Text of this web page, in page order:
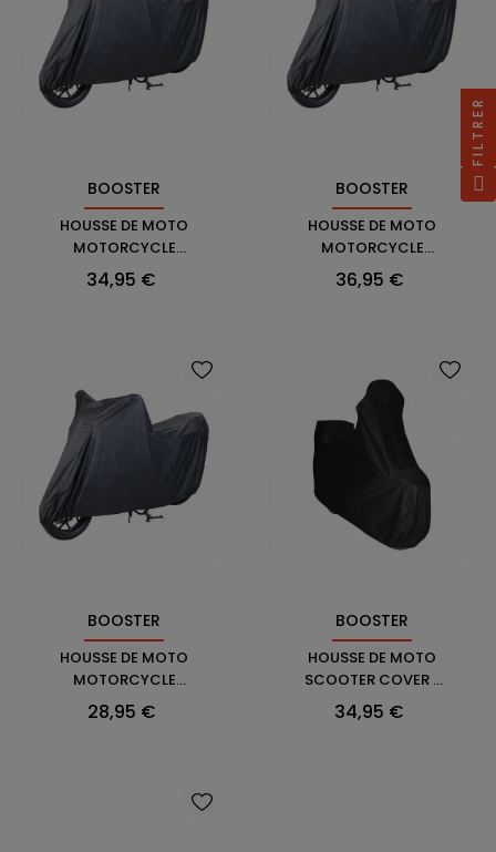
BOOSTER
HOUSSE DE MOTO
MOTORCYCLE
COVER BASIC 2 L -
BOOSTER
Prix
34,95 €
BOOSTER
HOUSSE DE MOTO
MOTORCYCLE
COVER BASIC 2 XL -
BOOSTER
Prix
36,95 €
BOOSTER
HOUSSE DE MOTO
MOTORCYCLE
COVER BASIC 2
SCOOTER - BOOSTER
Prix
28,95 €
BOOSTER
HOUSSE DE MOTO
SCOOTER COVER -
BOOSTER
Prix
34,95 €
FILTRER